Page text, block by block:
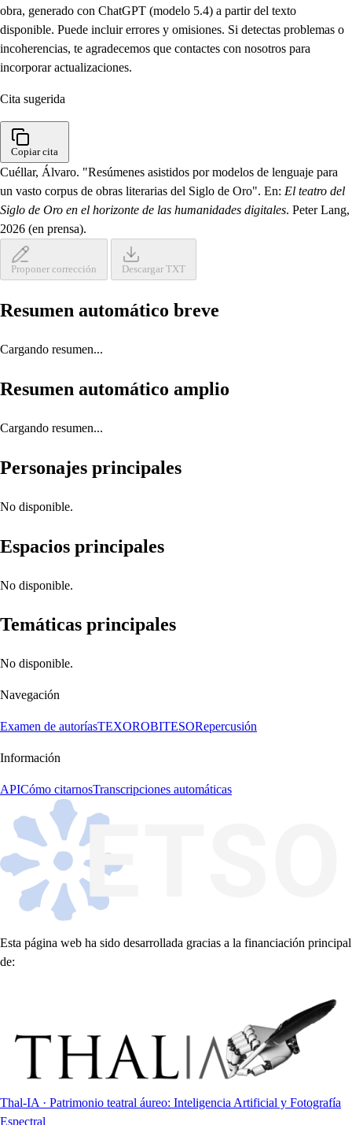
obra, generado con ChatGPT (modelo 5.4) a partir del texto
disponible. Puede incluir errores y omisiones. Si detectas problemas o
incoherencias, te agradecemos que contactes con nosotros para
incorporar actualizaciones.
Cita sugerida
Copiar cita
Cuéllar, Álvaro. "Resúmenes asistidos por modelos de lenguaje para
un vasto corpus de obras literarias del Siglo de Oro". En: El teatro del
Siglo de Oro en el horizonte de las humanidades digitales. Peter Lang,
2026 (en prensa).
Proponer corrección Descargar TXT
Resumen automático breve
Cargando resumen...
Resumen automático amplio
Cargando resumen...
Personajes principales
No disponible.
Espacios principales
No disponible.
Temáticas principales
No disponible.
Navegación
Examen de autoríasTEXOROBITESORepercusión
Información
APICómo citarnosTranscripciones automáticas
Esta página web ha sido desarrollada gracias a la financiación principal
de:
Thal-IA · Patrimonio teatral áureo: Inteligencia Artificial y Fotografía
Espectral